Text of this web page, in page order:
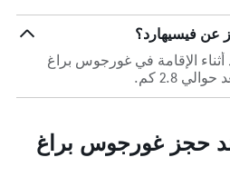
عن فيسيهارد؟
الإقامة في غورجوس براغ
2.8 كم.
حجز غورجوس براغ